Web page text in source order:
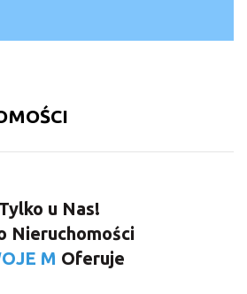
Tylko u Nas!
Nieruchomości
M Oferuje